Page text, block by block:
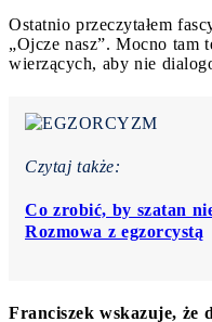
Ostatnio przeczytałem
„Ojcze nasz”. Mocno tam
wierzących, aby nie
Czytaj także:
Co zrobić, by szatan
Rozmowa z egzorcystą
Franciszek wskazuje, że